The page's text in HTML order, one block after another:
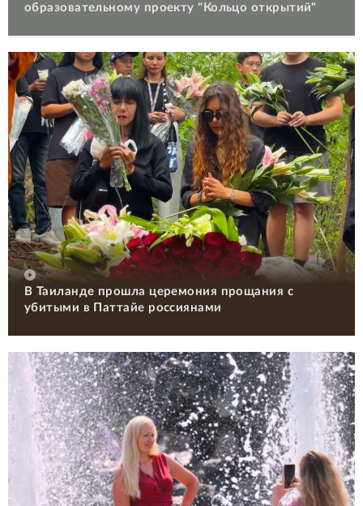
образовательному проекту "Кольцо открытий"
В Таиланде прошла церемония прощания с
убитыми в Паттайе россиянами